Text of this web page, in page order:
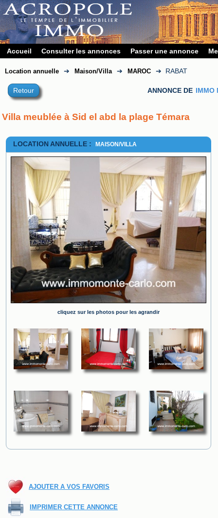
Accueil Consulter les annonces Passer une annonce
Location annuelle ➔ Maison/Villa ➔ MAROC ➔ RABAT
Retour ANNONCE DE IMMO
Villa meublée à Sid el abd la plage Témara
LOCATION ANNUELLE : MAISON/VILLA
cliquez sur les photos pour les agrandir
AJOUTER A VOS FAVORIS
IMPRIMER CETTE ANNONCE